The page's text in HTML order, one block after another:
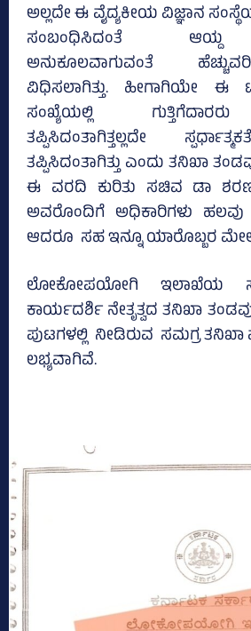
ಅಲ್ಲದೇ ಈ ವೈದ್ಯಕೀಯ ವಿಜ್ಞಾನ
ಸಂಬಂಧಿಸಿದಂತೆ ಆಯ್ದ
ಅನುಕೂಲವಾಗುವಂತೆ
ವಿಧಿಸಲಾಗಿತ್ತು. ಹೀಗಾಗಿಯೇ ಈ
ಸಂಖ್ಯೆಯಲ್ಲಿ
ತಪ್ಪಿಸಿದಂತಾಗಿತ್ತಲ್ಲದೇ
ತಪ್ಪಿಸಿದಂತಾಗಿತ್ತು ಎಂದು ತನಿಖಾ
ಈ ವರದಿ ಕುರಿತು ಸಚಿವ ಡಾ
ಅವರೊಂದಿಗೆ ಅಧಿಕಾರಿಗಳು ಹಲವು
ಆದರೂ ಸಹ ಇನ್ನೂ ಯಾರೊಬ್ಬರ
ಲೋಕೋಪಯೋಗಿ ಇಲಾಖೆಯ
ಕಾರ್ಯದರ್ಶಿ ನೇತೃತ್ವದ ತನಿಖಾ ತಂಡವು
ಪುಟಗಳಲ್ಲಿ ನೀಡಿರುವ ಸಮಗ್ರ
ಲಭ್ಯವಾಗಿವೆ.